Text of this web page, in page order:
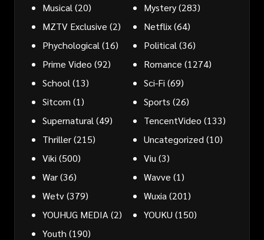
Musical (20) Mystery(283)
MZTV Exclusive (2) Netflix(64)
Phychological (16) Political (36)
Prime Video (92) Romance (1274)
School (13) Sci-Fi (69)
Sitcom (1) Sports (26)
Supernatural (49) TencentVideo (133)
Thriller(215) Uncategorized (10)
Viki (500) Viu (3)
War(36) Wavve (1)
Wetv(379) Wuxia (201)
YOUHUG MEDIA (2) YOUKU (150)
Youth (190)